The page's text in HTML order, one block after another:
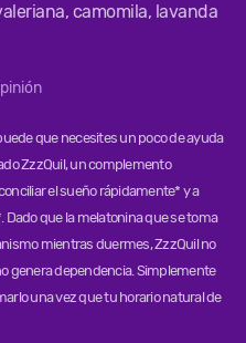
camomila, lavanda
que necesites un poco de ayuda
ZzzQuil, un complemento
el sueño rápidamente* y a
que la melatonina que se toma
mientras duermes, ZzzQuil no
genera dependencia. Simplemente
una vez que tu horario natural de